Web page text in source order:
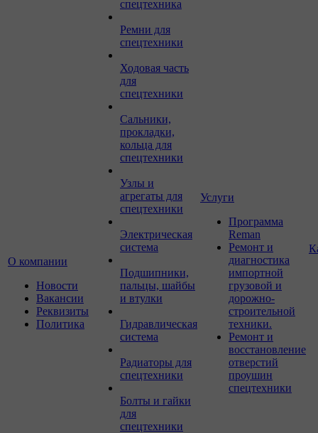
О компании
Новости
Вакансии
Реквизиты
Политика
спецтехника
Ремни для
спецтехники
Ходовая часть
для
спецтехники
Сальники,
прокладки,
кольца для
спецтехники
Узлы и
агрегаты для
спецтехники
Электрическая
система
Подшипники,
пальцы, шайбы
и втулки
Гидравлическая
система
Радиаторы для
спецтехники
Болты и гайки
для
спецтехники
Услуги
Программа
Reman
Ремонт и
диагностика
импортной
грузовой и
дорожно-
строительной
техники.
Ремонт и
восстановление
отверстий
проушин
спецтехники